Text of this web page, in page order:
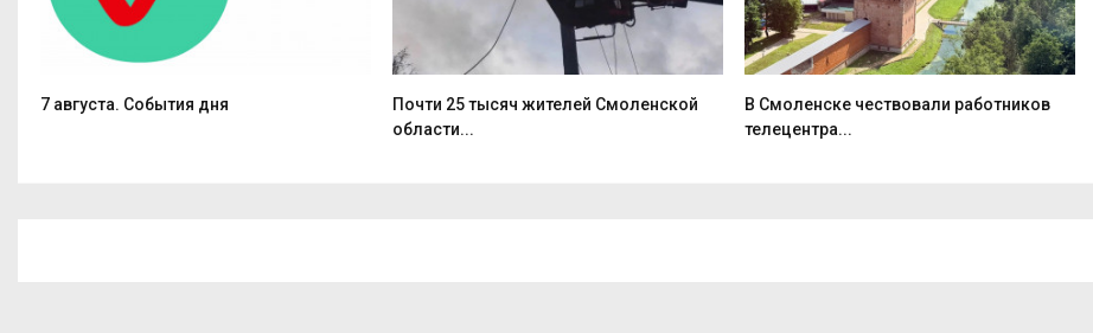
7 августа. События дня
Почти 25 тысяч жителей Смоленской
области...
В Смоленске чествовали работников
телецентра...